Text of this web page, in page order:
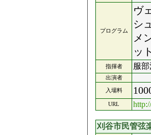
プログラム
ヴ
シ
メ
ッ
指揮者 服
出演者
入場料
URL
刈谷市民管弦